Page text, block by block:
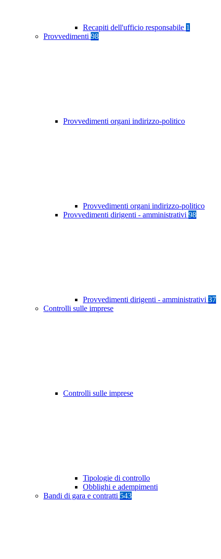
Recapiti dell'ufficio responsabile 1
Provvedimenti 98
Provvedimenti organi indirizzo-politico
Provvedimenti organi indirizzo-politico
Provvedimenti dirigenti - amministrativi 98
Provvedimenti dirigenti - amministrativi 37
Controlli sulle imprese
Controlli sulle imprese
Tipologie di controllo
Obblighi e adempimenti
Bandi di gara e contratti 543